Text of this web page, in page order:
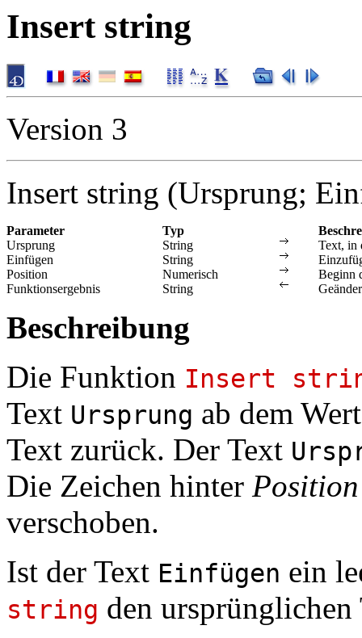
Insert string
Version 3
Insert string (Ursprung;
Parameter Typ
Ursprung
String
Text, in
Einfügen
String
Position
Numerisch
Beginn
Funktionsergebnis
String
Beschreibung
Die Funktion Insert
Text Ursprung ab dem
Text zurück. Der Text
Die Zeichen hinter
verschoben.
Ist der Text Einfügen ein
string den